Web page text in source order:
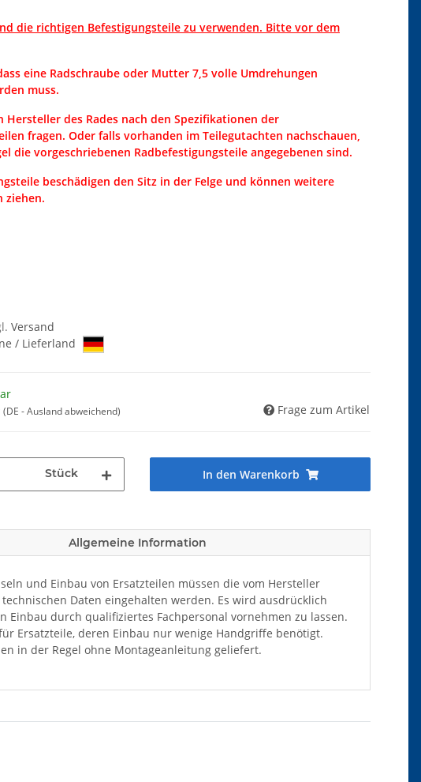
die richtigen Befestigungsteile zu verwenden. Bitte vor dem
eine Radschraube oder Mutter 7,5 volle Umdrehungen
muss.
Hersteller des Rades nach den Spezifikationen der
fragen. Oder falls vorhanden im Teilegutachten nachschauen,
die vorgeschriebenen Radbefestigungsteile angegebenen sind.
beschädigen den Sitz in der Felge und können weitere
ziehen.
Versand
/ Lieferland
(DE - Ausland abweichend) Frage zum Artikel
Stück In den Warenkorb
Allgemeine Information
und Einbau von Ersatzteilen müssen die vom Hersteller
Daten eingehalten werden. Es wird ausdrücklich
Einbau durch qualifiziertes Fachpersonal vornehmen zu lassen.
Ersatzteile, deren Einbau nur wenige Handgriffe benötigt.
in der Regel ohne Montageanleitung geliefert.